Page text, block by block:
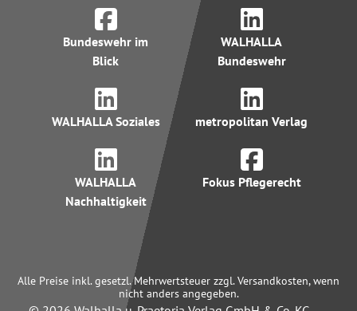
Bundeswehr im
Blick
WALHALLA
Bundeswehr
WALHALLA Soziales metropolitan Verlag
WALHALLA
Nachhaltigkeit
Fokus Pflegerecht
Alle Preise inkl. gesetzl. Mehrwertsteuer zzgl. Versandkosten, wenn
nicht anders angegeben.